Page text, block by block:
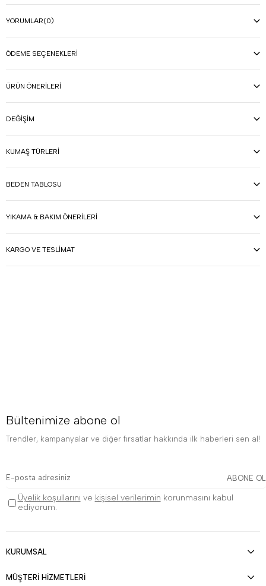
YORUMLAR(0)
ÖDEME SEÇENEKLERI
ÜRÜN ÖNERILERI
DEĞIŞIM
KUMAŞ TÜRLERI
BEDEN TABLOSU
YIKAMA & BAKIM ÖNERILERI
KARGO VE TESLIMAT
Bültenimize abone ol
Trendler, kampanyalar ve diğer fırsatlar hakkında ilk haberleri sen al!
ABONE OL
Üyelik koşullarını ve kişisel verilerimin korunmasını kabul
ediyorum.
KURUMSAL
MÜŞTERİ HİZMETLERİ